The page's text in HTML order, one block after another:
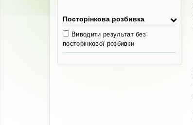
Посторінкова розбивка
Виводити результат без
посторінкової розбивки